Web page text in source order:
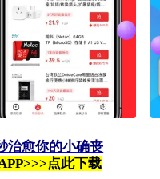
治愈你的小确丧
点此下载